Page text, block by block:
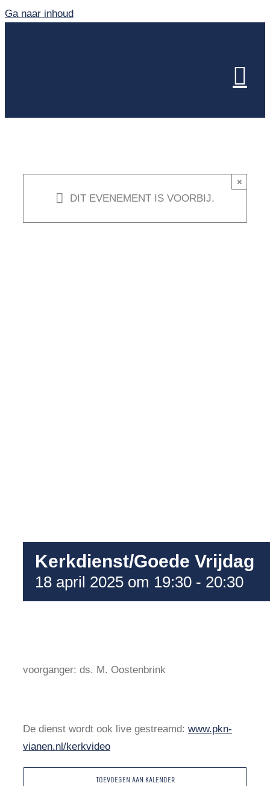
Ga naar inhoud
DIT EVENEMENT IS VOORBIJ.
×
Kerkdienst/Goede Vrijdag
18 april 2025 om 19:30 - 20:30
voorganger: ds. M. Oostenbrink
De dienst wordt ook live gestreamd: www.pkn-
vianen.nl/kerkvideo
TOEVOEGEN AAN KALENDER